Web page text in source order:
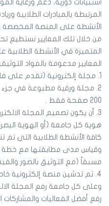
استبيانات دورية، دعم ورعاية
المرتبطة بالمبادرات الطلابية
الأنشطة على المنصة المخصصة
من خلال تلك المعايير نستطيع
المتميزة في الأنشطة
المعايير مدعومة بالمواد
1. مجلة إلكترونية (تقدم على فلاش ميموري) .
2. مجلة ورقية مطبوعة في جزء
200 صفحة فقط .
3. أن يكون تصميم المجلة
هوية كل جامعة (أو الهوية
كافة الأنشطة الطلابية التي تم
وقياس مدى مطابقتها مع خطة
مسبقاً (مع التوثيق بالصور
4. تم تدشين منصة إلكترونية
وعلى كل جامعة رفع المجلة
رفع أفضل الفعاليات والمشاركات